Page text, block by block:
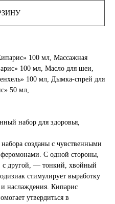
100 мл, Массажная
100 мл, Масло для шеи,
100 мл, Дымка-спрей для
50 мл,
набор для здоровья,
созданы с чувственными
С одной стороны,
с другой, — тонкий, хвойный
стимулирует выработку
наслаждения. Кипарис
утвердиться в